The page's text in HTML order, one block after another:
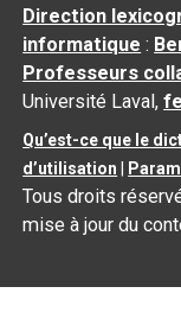
Direction
informatique :
Professeurs
Université Laval,
Qu’est-ce que le
d’utilisation
Tous droits
mise à jour du